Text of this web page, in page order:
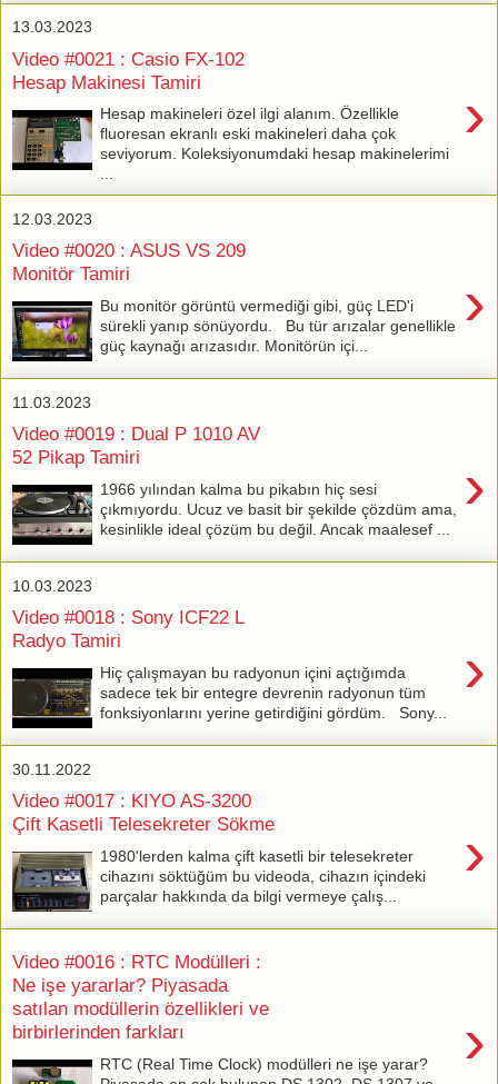
13.03.2023
Video #0021 : Casio FX-102
Hesap Makinesi Tamiri
›
Hesap makineleri özel ilgi alanım. Özellikle
fluoresan ekranlı eski makineleri daha çok
seviyorum. Koleksiyonumdaki hesap makinelerimi
...
12.03.2023
Video #0020 : ASUS VS 209
Monitör Tamiri
›
Bu monitör görüntü vermediği gibi, güç LED'i
sürekli yanıp sönüyordu. Bu tür arızalar genellikle
güç kaynağı arızasıdır. Monitörün içi...
11.03.2023
Video #0019 : Dual P 1010 AV
52 Pikap Tamiri
›
1966 yılından kalma bu pikabın hiç sesi
çıkmıyordu. Ucuz ve basit bir şekilde çözdüm ama,
kesinlikle ideal çözüm bu değil. Ancak maalesef ...
10.03.2023
Video #0018 : Sony ICF22 L
Radyo Tamiri
›
Hiç çalışmayan bu radyonun içini açtığımda
sadece tek bir entegre devrenin radyonun tüm
fonksiyonlarını yerine getirdiğini gördüm. Sony...
30.11.2022
Video #0017 : KIYO AS-3200
Çift Kasetli Telesekreter Sökme
›
1980'lerden kalma çift kasetli bir telesekreter
cihazını söktüğüm bu videoda, cihazın içindeki
parçalar hakkında da bilgi vermeye çalış...
Video #0016 : RTC Modülleri :
Ne işe yararlar? Piyasada
satılan modüllerin özellikleri ve
birbirlerinden farkları
›
RTC (Real Time Clock) modülleri ne işe yarar?